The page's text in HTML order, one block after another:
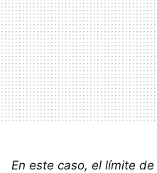
En este caso, el límite